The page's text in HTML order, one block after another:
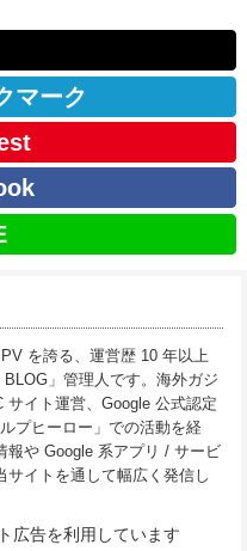
マーク
を誇る、運営歴 10 年以上
」管理人です。海外ガジ
サイト運営、Google 公式認定
プヒーロー」での活動を経
報や Google 系アプリ / サービ
サイトを通して幅広く発信し
広告を利用しています